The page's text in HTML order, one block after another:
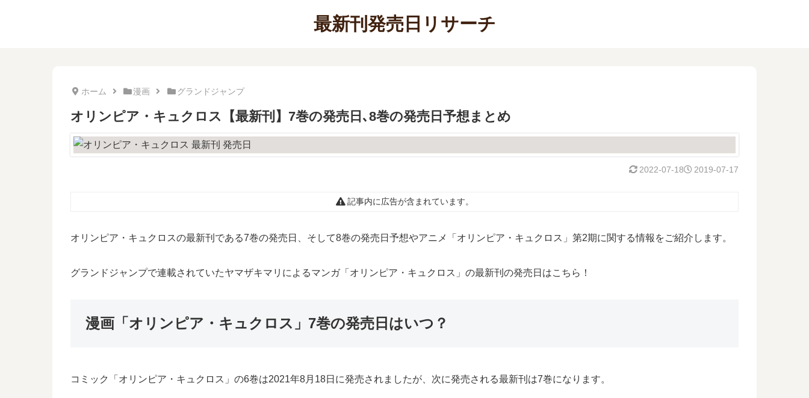
最新刊発売日リサーチ
ホーム 漫画 グランドジャンプ
オリンピア・キュクロス【最新刊】7巻の発売日､8巻の発売日予想まとめ
2019-07-17
2022-07-18
記事内に広告が含まれています。
オリンピア・キュクロスの最新刊である7巻の発売日、そして8巻の発売日予想やアニメ「オリンピア・キュクロス」第2期に関する情報をご紹介します。
グランドジャンプで連載されていたヤマザキマリによるマンガ「オリンピア・キュクロス」の最新刊の発売日はこちら！
漫画「オリンピア・キュクロス」7巻の発売日はいつ？
コミック「オリンピア・キュクロス」の6巻は2021年8月18日に発売されましたが、次に発売される最新刊は7巻になります。